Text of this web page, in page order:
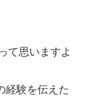
て思いますよ
経験を伝えた